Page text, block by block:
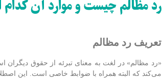
رد مظالم چیست و موارد آن
تعریف رد مظالم
«رد مظالم» در لغت به معنای تبرئه از حقوق
می‌کند که البته همراه با ضوابط خاصی است. این